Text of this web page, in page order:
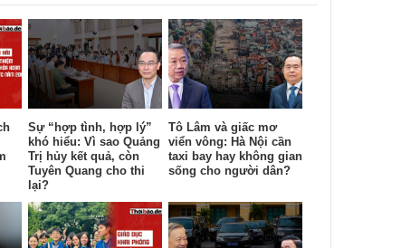
Sự “hợp tình, hợp lý”
khó hiểu: Vì sao Quảng
Trị hủy kết quả, còn
Tuyên Quang cho thi
lại?
Tô Lâm và giấc mơ
viển vông: Hà Nội cần
taxi bay hay không gian
sống cho người dân?